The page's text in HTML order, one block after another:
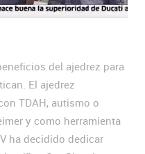
del ajedrez para
El ajedrez
TDAH, autismo o
y como herramienta
ha decidido dedicar